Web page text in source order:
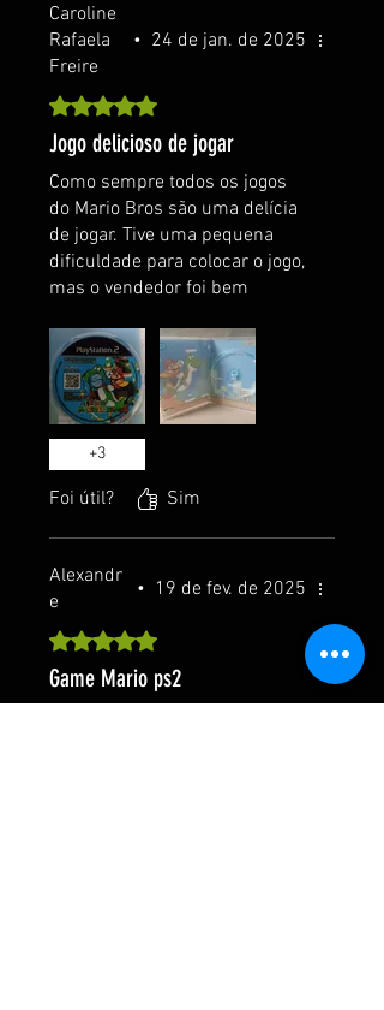
Caroline
Rafaela
Freire
• 24 de jan. de 2025
Rated 5 out of 5 stars.
Jogo delicioso de jogar
Como sempre todos os jogos
do Mario Bros são uma delícia
de jogar. Tive uma pequena
dificuldade para colocar o jogo,
mas o vendedor foi bem
certo.
+3
Foi útil? Sim
Alexandr
e
• 19 de fev. de 2025
Rated 5 out of 5 stars.
Game Mario ps2